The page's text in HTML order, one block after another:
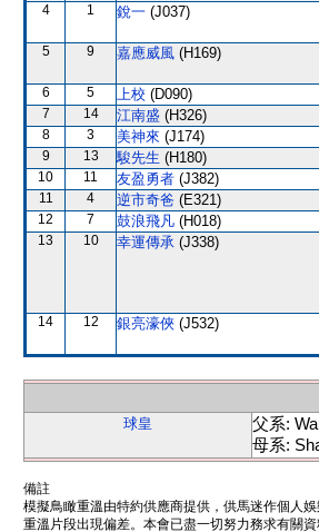
4 1 銳一 (J037)
5 9 嘉應威風 (H169)
6 5 上校 (D090)
7 14 江南盛 (H326)
8 3 美神來 (J174)
9 13 駿先生 (H180)
10 11 友盈勇者 (J382)
11 4 逆市奇爸 (E321)
12 7 鼓浪飛凡 (H018)
13 10 幸運傳承 (J338)
14 12 銀亮濠俠 (J532)
球皇
父系:
母系:
備註
模擬鳥瞰重溫由特約供應商提供，供馬迷作個人
重溫片段出現偏差。本會已盡一切努力務求有關